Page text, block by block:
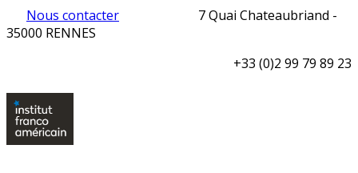
Nous contacter
7 Quai Chateaubriand -
35000 RENNES
+33 (0)2 99 79 89 23